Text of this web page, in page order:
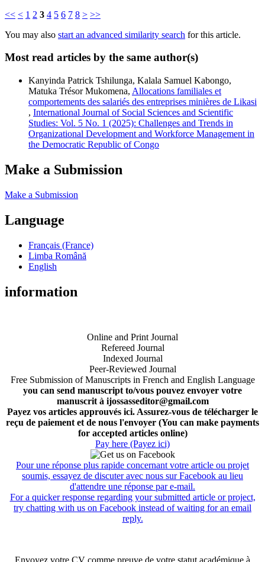
<< < 1 2 3 4 5 6 7 8 > >>
You may also start an advanced similarity search for this article.
Most read articles by the same author(s)
Kanyinda Patrick Tshilunga, Kalala Samuel Kabongo,
Matuka Trésor Mukomena, Allocations familiales et
comportements des salariés des entreprises minières de Likasi
, International Journal of Social Sciences and Scientific
Studies: Vol. 5 No. 1 (2025): Challenges and Trends in
Organizational Development and Workforce Management in
the Democratic Republic of Congo
Make a Submission
Make a Submission
Language
Français (France)
Limba Română
English
information
Online and Print Journal
Refereed Journal
Indexed Journal
Peer-Reviewed Journal
Free Submission of Manuscripts in French and English Language
you can send manuscript to/vous pouvez envoyer votre
manuscrit à ijossasseditor@gmail.com
Payez vos articles approuvés ici. Assurez-vous de télécharger le
reçu de paiement et de nous l'envoyer (You can make payments
for accepted articles online)
Pay here (Payez ici)
Pour une réponse plus rapide concernant votre article ou projet
soumis, essayez de discuter avec nous sur Facebook au lieu
d'attendre une réponse par e-mail.
For a quicker response regarding your submitted article or project,
try chatting with us on Facebook instead of waiting for an email
reply.
Envoyez votre CV comme preuve de votre statut académique à